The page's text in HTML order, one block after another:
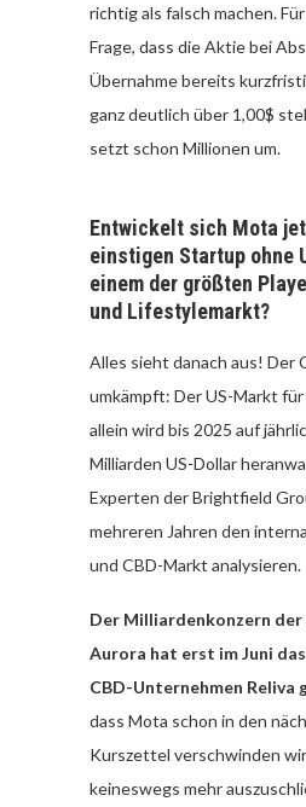
richtig als falsch machen.
Frage, dass die Aktie bei
Übernahme bereits
ganz deutlich über 1,00$
setzt schon Millionen um.
Entwickelt sich Mota
einstigen Startup ohne
einem der größten
und Lifestylemarkt?
Alles sieht danach aus! Der
umkämpft: Der US-Markt
allein wird bis 2025 auf
Milliarden US-Dollar
Experten der Brightfield
mehreren Jahren den
und CBD-Markt analysieren.
Der Milliardenkonzern der
Aurora hat erst im Juni
CBD-Unternehmen Reliva
dass Mota schon in den
Kurszettel verschwinden
keineswegs mehr